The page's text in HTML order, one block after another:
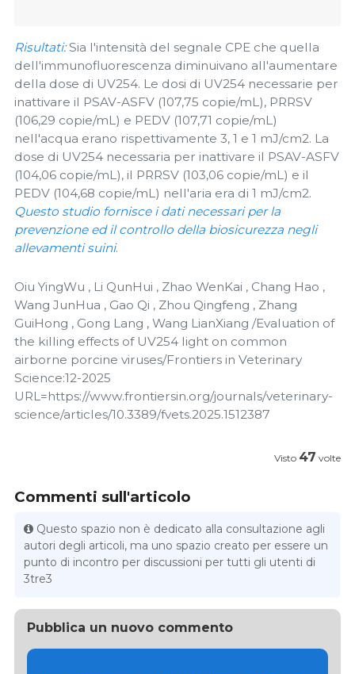
Risultati:Sia l'intensità del segnale CPE che quella
dell'immunofluorescenza diminuivano all'aumentare
della dose di UV254. Le dosi di UV254 necessarie per
inattivare il PSAV-ASFV (107,75 copie/mL), PRRSV
(106,29 copie/mL) e PEDV (107,71 copie/mL)
nell'acqua erano rispettivamente 3, 1 e 1 mJ/cm2. La
dose di UV254 necessaria per inattivare il PSAV-ASFV
(104,06 copie/mL), il PRRSV (103,06 copie/mL) e il
PEDV (104,68 copie/mL) nell'aria era di 1 mJ/cm2.
Questo studio fornisce i dati necessari per la
prevenzione ed il controllo della biosicurezza negli
allevamenti suini.
Oiu YingWu , Li QunHui , Zhao WenKai , Chang Hao ,
Wang JunHua , Gao Qi , Zhou Qingfeng , Zhang
GuiHong , Gong Lang , Wang LianXiang /Evaluation of
the killing effects of UV254 light on common
airborne porcine viruses/Frontiers in Veterinary
Science:12-2025
URL=https://www.frontiersin.org/journals/veterinary-
science/articles/10.3389/fvets.2025.1512387
Visto 47 volte
Commenti sull'articolo
Questo spazio non è dedicato alla consultazione agli
autori degli articoli, ma uno spazio creato per essere un
punto di incontro per discussioni per tutti gli utenti di
3tre3
Pubblica un nuovo commento